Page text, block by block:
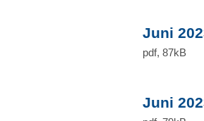
Juni
pdf, 87kB
Juni